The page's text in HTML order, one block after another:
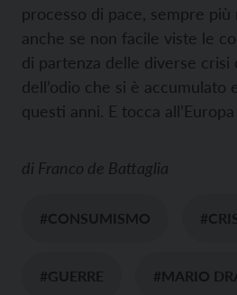
processo di pace, sempre più
anche se non facile viste le
di partenza delle diverse crisi
dell’odio che si è accumulato
questi anni. E tocca
di Franco de Battaglia
#CONSUMISMO
#GUERRE #MARIO